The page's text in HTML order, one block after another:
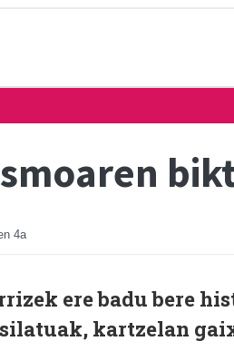
4a
ere badu bere
kartzelan